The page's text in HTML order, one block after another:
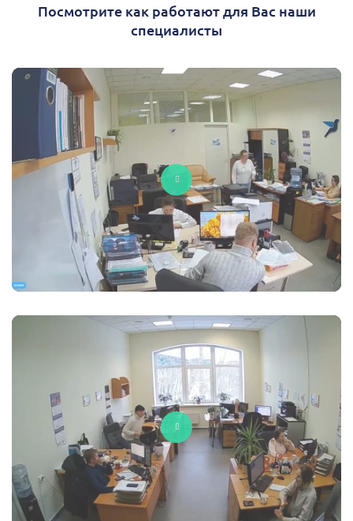
Посмотрите как работают для Вас наши
специалисты